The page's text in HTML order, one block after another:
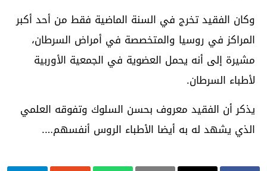
وكان الفقيد تخرج في السنة الماضية فقط من أحد أكبر
المراكز في روسيا والمتخصصة في أمراض السرطان،
مشيرة إلى أنه يحمل العضوية في الجمعية الأوربية
لأطباء السرطان.
يذكر أن الفقيد معروف بحسن السلوك وتفوقه العلمي
الذي يشهد له به أيضا الأطباء الروس أنفسهم….